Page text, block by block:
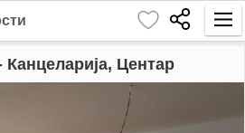
Центар